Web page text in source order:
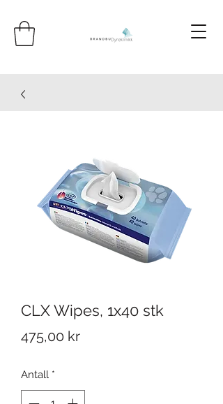
CLX Wipes, 1x40 stk
475,00 krPris
Antall *